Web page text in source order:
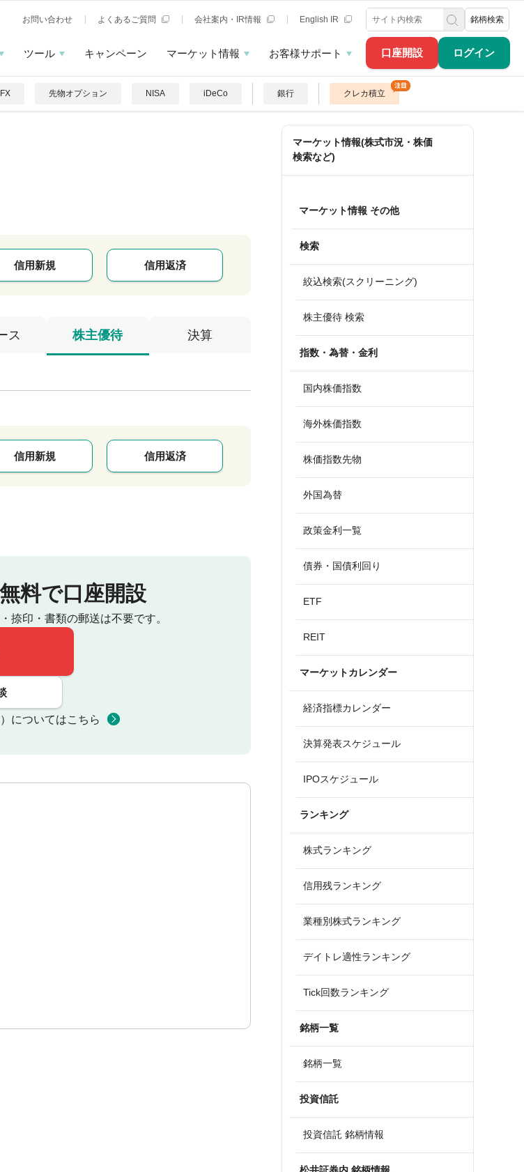
口座開設 ログイン
お問い合わせ よくあるご質問 会社案内・IR情報 English IR 銘柄検索
ツール キャンペーン マーケット情報 お客様サポート
FX 先物オプション NISA iDeCo 銀行 クレカ積立
信用新規 信用返済
ス 株主優待 決算
信用新規 信用返済
料で口座開設
捺印・書類の郵送は不要です。
についてはこちら
マーケット情報(株式市況・株価
検索など)
マーケット情報 その他
検索
絞込検索(スクリーニング)
株主優待 検索
指数・為替・金利
国内株価指数
海外株価指数
株価指数先物
外国為替
政策金利一覧
債券・国債利回り
ETF
REIT
マーケットカレンダー
経済指標カレンダー
決算発表スケジュール
IPOスケジュール
ランキング
株式ランキング
信用残ランキング
業種別株式ランキング
デイトレ適性ランキング
Tick回数ランキング
銘柄一覧
銘柄一覧
投資信託
投資信託 銘柄情報